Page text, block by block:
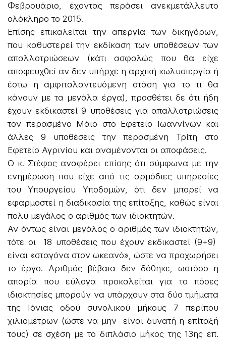
Φεβρουάριο, έχοντας περάσει ανεκμετάλλευτο
ολόκληρο το 2015!
Επίσης επικαλείται την απεργία των δικηγόρων,
που καθυστερεί την εκδίκαση των υποθέσεων των
απαλλοτριώσεων (κάτι ασφαλώς που θα είχε
αποφευχθεί αν δεν υπήρχε η αρχική κωλυσιεργία ή
έστω η αμφιταλαντευόμενη στάση για το τι θα
κάνουν με τα μεγάλα έργα), προσθέτει δε ότι ήδη
έχουν εκδικαστεί 9 υποθέσεις για απαλλοτριώσεις
τον περασμένο Μάϊο στο Εφετείο Ιωαννίνων και
άλλες 9 υποθέσεις την περασμένη Τρίτη στο
Εφετείο Αγρινίου και αναμένονται οι αποφάσεις.
Ο κ. Στέφος αναφέρει επίσης ότι σύμφωνα με την
ενημέρωση που είχε από τις αρμόδιες υπηρεσίες
του Υπουργείου Υποδομών, ότι δεν μπορεί να
εφαρμοστεί η διαδικασία της επίταξης, καθώς είναι
πολύ μεγάλος ο αριθμός των ιδιοκτητών.
Αν όντως είναι μεγάλος ο αριθμός των ιδιοκτητών,
τότε οι 18 υποθέσεις που έχουν εκδικαστεί (9+9)
είναι «σταγόνα στον ωκεανό», ώστε να προχωρήσει
το έργο. Αριθμός βέβαια δεν δόθηκε, ωστόσο η
απορία που εύλογα προκαλείται για το πόσες
ιδιοκτησίες μπορούν να υπάρχουν στα δύο τμήματα
της Ιόνιας οδού συνολικού μήκους 7 περίπου
χιλιομέτρων (ώστε να μην είναι δυνατή η επίταξή
τους) σε σχέση με το διπλάσιο μήκος της 13ης επ.